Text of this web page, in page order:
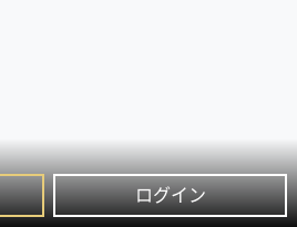
ログイン